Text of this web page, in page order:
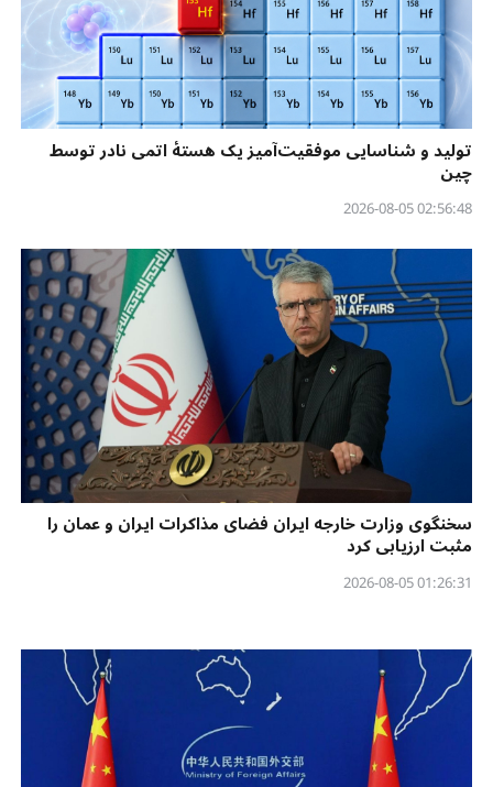
تولید و شناسایی موفقیت‌آمیز یک هستهٔ اتمی نادر توسط
چین
02:56:48 2026-08-05
سخنگوی وزارت خارجه ایران فضای مذاکرات ایران و عمان را
مثبت ارزیابی کرد
01:26:31 2026-08-05